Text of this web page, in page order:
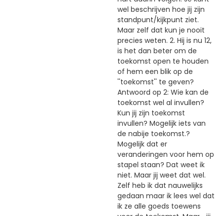
wel beschrijven hoe jij zijn
standpunt/kijkpunt ziet.
Maar zelf dat kun je nooit
precies weten. 2. Hij is nu 12,
is het dan beter om de
toekomst open te houden
of hem een blik op de
''toekomst'' te geven?
Antwoord op 2: Wie kan de
toekomst wel al invullen?
Kun jij zijn toekomst
invullen? Mogelijk iets van
de nabije toekomst.?
Mogelijk dat er
veranderingen voor hem op
stapel staan? Dat weet ik
niet. Maar jij weet dat wel.
Zelf heb ik dat nauwelijks
gedaan maar ik lees wel dat
ik ze alle goeds toewens